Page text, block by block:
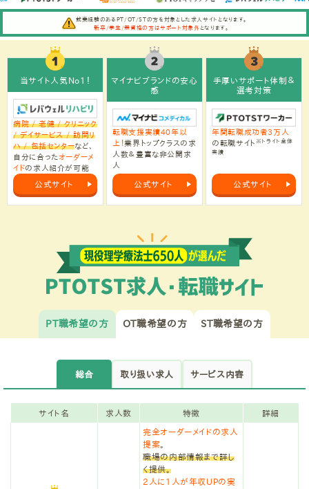
就業経験のあるPT/OT/STの方を対象とした求人サイトとなります。
新卒/学生/無資格の方はサポート対象外 となります。
当サイト人気No1！
病院 / 老健 / クリニック
/ デイサービス / 訪問リ
ハ / 包括センターなど、
自分に合ったオーダーメ
イドの求人紹介が可能
公式サイト
マイナビブランドの安心
感
転職支援実績40年以
上！業界トップクラスの求
人数＆豊富な非公開求
人
公式サイト
手厚いサポート体制＆
選考対策
年間転職成功者3万人
の転職サイト ※トライト全体
実績
公式サイト
PT職希望の方 OT職希望の方 ST職希望の方
総合 取り扱い求人 サービス内容
サイト名 求人数 特徴 詳細
完全オーダーメイドの求人
提案
職場の内部情報まで詳し
く提供。
2人に1人が年収UPの実